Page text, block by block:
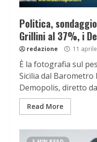
Politica,
Grillini al 37%, i
redazione 11
È la fotografia sul
Sicilia dal
Demopolis, diretto
Read More